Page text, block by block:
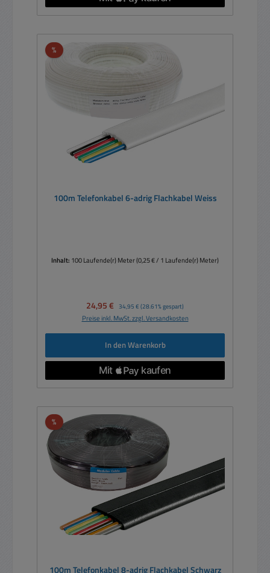
%Rabatt
100m Telefonkabel 6-adrig Flachkabel Weiss
Inhalt: 100 Laufende(r) Meter(0,25 € / 1 Laufende(r) Meter)
Verkaufspreis:
24,95 € Regulärer Preis:
34,95 € (28.61% gespart)
Preise inkl. MwSt. zzgl. Versandkosten
In den Warenkorb
%Rabatt
100m Telefonkabel 8-adrig Flachkabel Schwarz